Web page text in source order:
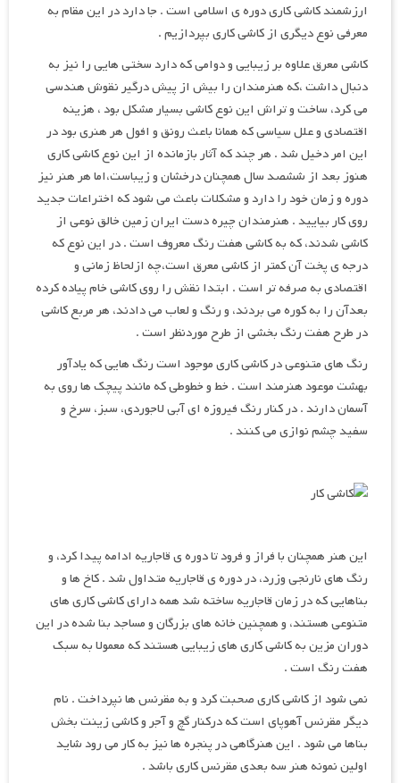
ارزشمند کاشی کاری دوره ی اسلامی است . جا دارد در این مقام به
معرفی نوع دیگری از کاشی کاری بپردازیم .
کاشی معرق علاوه بر زیبایی و دوامی که دارد سختی هایی را نیز به
دنبال داشت ،که هنرمندان را بیش از پیش درگیر نقوش هندسی
می کرد، ساخت و تراش این نوع کاشی بسیار مشکل بود ، هزینه
اقتصادی و علل سیاسی که همانا باعث رونق و افول هر هنری بود در
این امر دخیل شد . هر چند که آثار بازمانده از این نوع کاشی کاری
هنوز بعد از ششصد سال همچنان درخشان و زیباست،اما هر هنر نیز
دوره و زمان خود را دارد و مشکلات باعث می شود که اختراعات جدید
روی کار بیایید . هنرمندان چیره دست ایران زمین خالق نوعی از
کاشی شدند، که به کاشی هفت رنگ معروف است . در این نوع که
درجه ی پخت آن کمتر از کاشی معرق است،چه ازلحاظ زمانی و
اقتصادی به صرفه تر است . ابتدا نقش را روی کاشی خام پیاده کرده
بعدآن را به کوره می بردند، و رنگ و لعاب می دادند، هر مربع کاشی
در طرح هفت رنگ بخشی از طرح موردنظر است .
رنگ های متنوعی در کاشی کاری موجود است رنگ هایی که یادآور
بهشت موعود هنرمند است . خط و خطوطی که مانند پیچک ها روی به
آسمان دارند . در کنار رنگ فیروزه ای آبی لاجوردی، سبز، سرخ و
سفید چشم نوازی می کنند .
این هنر همچنان با فراز و فرود تا دوره ی قاجاریه ادامه پیدا کرد، و
رنگ های نارنجی وزرد، در دوره ی قاجاریه متداول شد . کاخ ها و
بناهایی که در زمان قاجاریه ساخته شد همه دارای کاشی کاری های
متنوعی هستند، و همچنین خانه های بزرگان و مساجد بنا شده در این
دوران مزین به کاشی کاری های زیبایی هستند که معمولا به سبک
هفت رنگ است .
نمی شود از کاشی کاری صحبت کرد و به مقرنس ها نپرداخت . نام
دیگر مقرنس آهوپای است که درکنار گچ و آجر و کاشی زینت بخش
بناها می شود . این هنرگاهی در پنجره ها نیز به کار می رود شاید
اولین نمونه هنر سه بعدی مقرنس کاری باشد .